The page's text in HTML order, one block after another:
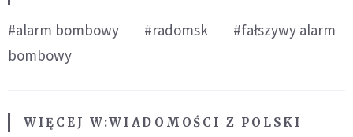
#alarm bombowy #radomsk
#fałszywy alarm
bombowy
WIĘCEJ W:WIADOMOŚCI Z POLSKI